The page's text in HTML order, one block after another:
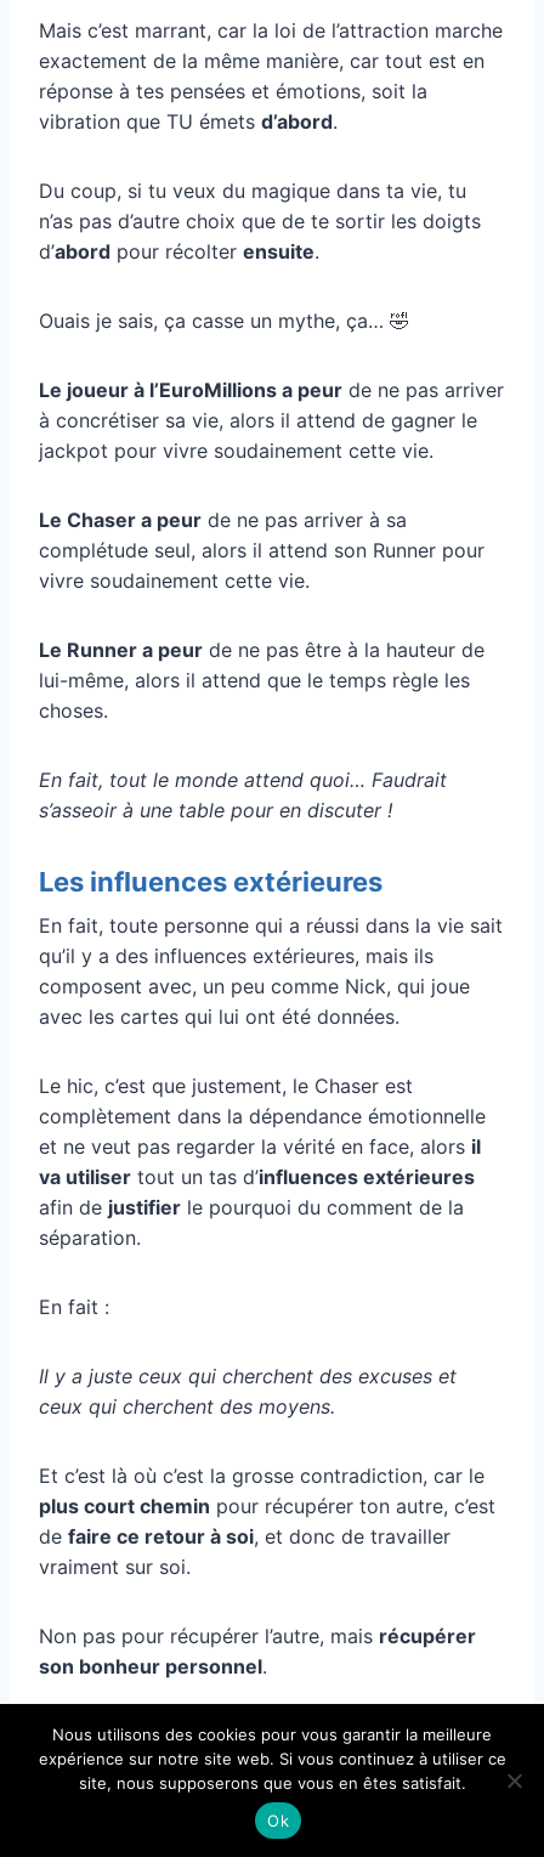
Mais c’est marrant, car la loi de l’attraction marche
exactement de la même manière, car tout est en
réponse à tes pensées et émotions, soit la
vibration que TU émets d’abord.
Du coup, si tu veux du magique dans ta vie, tu
n’as pas d’autre choix que de te sortir les doigts
d’abord pour récolter ensuite.
Ouais je sais, ça casse un mythe, ça… 🤣
Le joueur à l’EuroMillions a peur de ne pas arriver
à concrétiser sa vie, alors il attend de gagner le
jackpot pour vivre soudainement cette vie.
Le Chaser a peur de ne pas arriver à sa
complétude seul, alors il attend son Runner pour
vivre soudainement cette vie.
Le Runner a peur de ne pas être à la hauteur de
lui-même, alors il attend que le temps règle les
choses.
En fait, tout le monde attend quoi… Faudrait
s’asseoir à une table pour en discuter !
Les influences extérieures
En fait, toute personne qui a réussi dans la vie sait
qu’il y a des influences extérieures, mais ils
composent avec, un peu comme Nick, qui joue
avec les cartes qui lui ont été données.
Le hic, c’est que justement, le Chaser est
complètement dans la dépendance émotionnelle
et ne veut pas regarder la vérité en face, alors il
va utiliser tout un tas d’influences extérieures
afin de justifier le pourquoi du comment de la
séparation.
En fait :
Il y a juste ceux qui cherchent des excuses et
ceux qui cherchent des moyens.
Et c’est là où c’est la grosse contradiction, car le
plus court chemin pour récupérer ton autre, c’est
de faire ce retour à soi, et donc de travailler
vraiment sur soi.
Non pas pour récupérer l’autre, mais récupérer
son bonheur personnel.
Car si tu bosses sur toi POUR récupérer ton autre,
t’es encore dans la dépendance, donc agrippé au
lien, donc tu tournes toujours autour du rond-
point sans jamais prendre de sorties.
Nous utilisons des cookies pour vous garantir la meilleure
expérience sur notre site web. Si vous continuez à utiliser ce
site, nous supposerons que vous en êtes satisfait.
Ok